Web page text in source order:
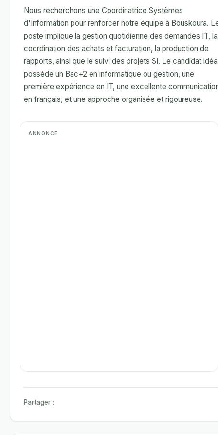
Nous recherchons une Coordinatrice Systèmes
d'Information pour renforcer notre équipe à Bouskoura.
poste implique la gestion quotidienne des demandes IT, la
coordination des achats et facturation, la production de
rapports, ainsi que le suivi des projets SI. Le candidat
possède un Bac+2 en informatique ou gestion, une
première expérience en IT, une excellente
en français, et une approche organisée et rigoureuse.
Partager :